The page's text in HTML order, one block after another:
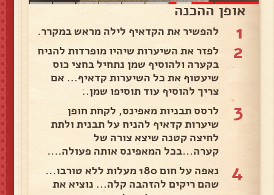
אופן ההכנה
1 להפשיר את הקדאיף לילה מראש במקרר.
2
לפזר את השיערות שיהיו מופרדות להניח
בקערה ולהוסיף שמן נתחיל בחצי כוס
שיעטוף את כל השיערות קדאיף... אם
צריך להוסיף עוד תוסיפו שמן..
3
לרסס תבניות מאפינס, לקחת חופן
שיערות קדאיף להניח על תבנית ולתת
לחיצה קטנה שיצא צורה של
קערה...בכל המאפינס אותה פעולה....
4
נאפה על חום 180 מעלות ללא טורבו...
שהם ריקים להזהבה קלה... נוציא את